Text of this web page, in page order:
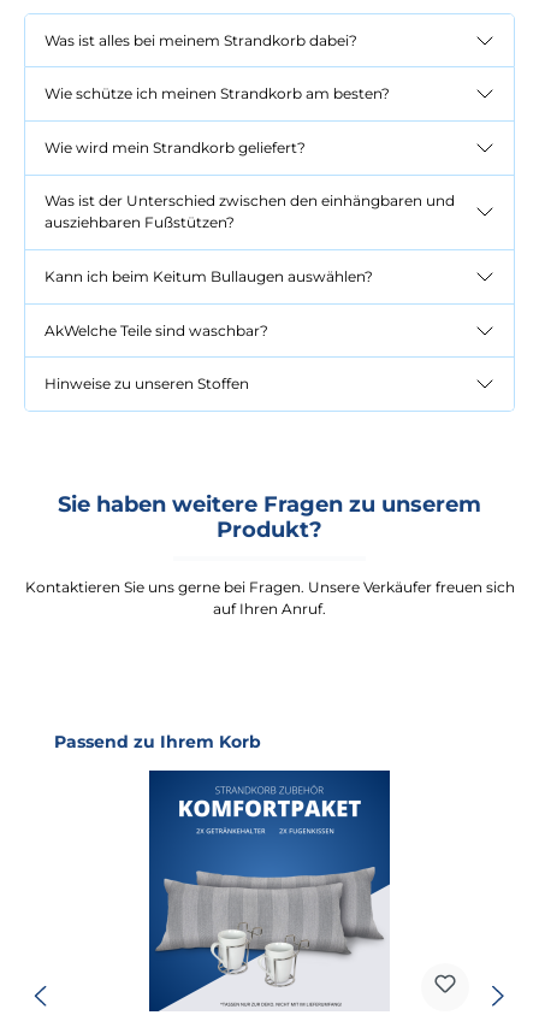
Was ist alles bei meinem Strandkorb dabei?
Wie schütze ich meinen Strandkorb am besten?
Wie wird mein Strandkorb geliefert?
Was ist der Unterschied zwischen den einhängbaren und
ausziehbaren Fußstützen?
Kann ich beim Keitum Bullaugen auswählen?
AkWelche Teile sind waschbar?
Hinweise zu unseren Stoffen
Sie haben weitere Fragen zu unserem
Produkt?
Kontaktieren Sie uns gerne bei Fragen. Unsere Verkäufer freuen sich
auf Ihren Anruf.
Produktgalerie überspringen
Passend zu Ihrem Korb